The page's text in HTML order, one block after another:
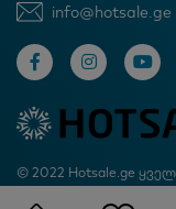
info@hotsale.ge
© 2022 Hotsale.ge